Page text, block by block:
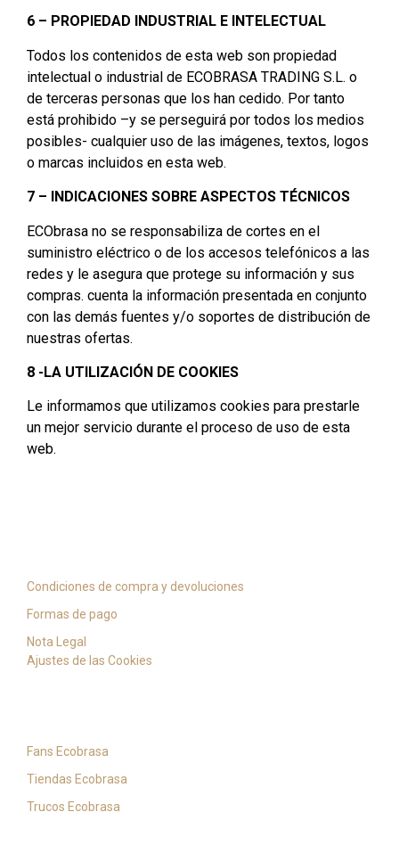
6 – PROPIEDAD INDUSTRIAL E INTELECTUAL
Todos los contenidos de esta web son propiedad
intelectual o industrial de ECOBRASA TRADING S.L. o
de terceras personas que los han cedido. Por tanto
está prohibido –y se perseguirá por todos los medios
posibles- cualquier uso de las imágenes, textos, logos
o marcas incluidos en esta web.
7 – INDICACIONES SOBRE ASPECTOS TÉCNICOS
ECObrasa no se responsabiliza de cortes en el
suministro eléctrico o de los accesos telefónicos a las
redes y le asegura que protege su información y sus
compras. cuenta la información presentada en conjunto
con las demás fuentes y/o soportes de distribución de
nuestras ofertas.
8 -LA UTILIZACIÓN DE COOKIES
Le informamos que utilizamos cookies para prestarle
un mejor servicio durante el proceso de uso de esta
web.
Condiciones de compra y devoluciones
Formas de pago
Nota Legal
Ajustes de las Cookies
Fans Ecobrasa
Tiendas Ecobrasa
Trucos Ecobrasa